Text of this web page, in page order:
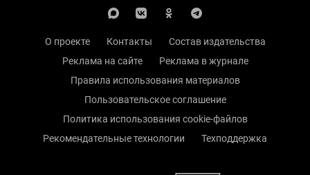
О проекте Контакты
Состав издательства
Реклама на сайте
Реклама в журнале
Правила использования материалов
Пользовательское соглашение
Политика использования cookie-файлов
Рекомендательные технологии
Техподдержка